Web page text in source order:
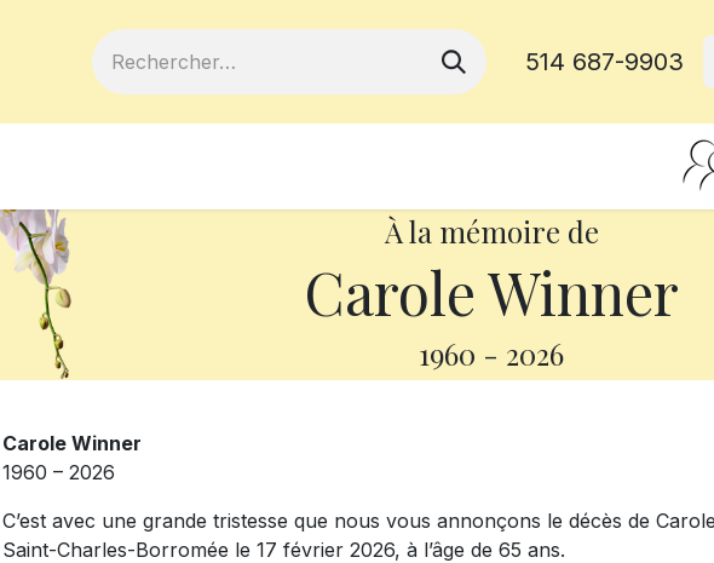
514 687-9903
À la mémoire de
Carole Winner
1960 - 2026
Carole Winner
1960 – 2026
C’est avec une grande tristesse que nous vous annonçons le décès de
Saint-Charles-Borromée le 17 février 2026, à l’âge de 65 ans.